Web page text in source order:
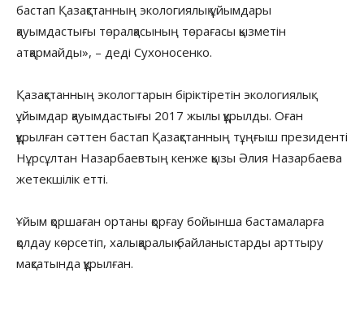
бастап Қазақстанның экологиялық ұйымдары
қауымдастығы төралқасының төрағасы қызметін
атқармайды», – деді Сухоносенко.
Қазақстанның экологтарын біріктіретін экологиялық
ұйымдар қауымдастығы 2017 жылы құрылды. Оған
құрылған сәттен бастап Қазақстанның тұңғыш президенті
Нұрсұлтан Назарбаевтың кенже қызы Әлия Назарбаева
жетекшілік етті.
Ұйым қоршаған ортаны қорғау бойынша бастамаларға
қолдау көрсетіп, халықаралық байланыстарды арттыру
мақсатында құрылған.